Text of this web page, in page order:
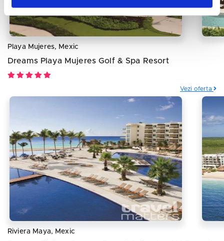
Playa Mujeres, Mexic
Dreams Playa Mujeres Golf & Spa Resort
Vezi oferta
Riviera Maya, Mexic